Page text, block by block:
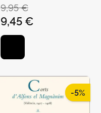
9,95 €
9,45 €
-5%